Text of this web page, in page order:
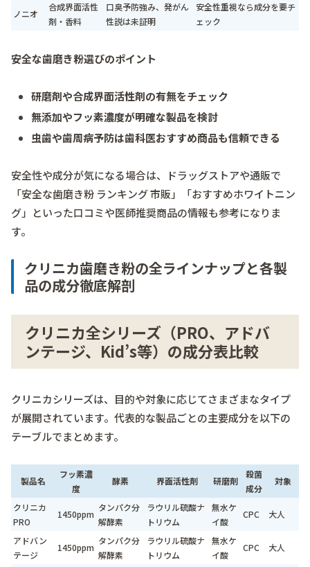
ノニオ
合成界面活性
剤・香料
口臭予防強み、発がん
性説は未証明
安全性重視なら成分を要チ
ェック
安全な歯磨き粉選びのポイント
研磨剤や合成界面活性剤の有無をチェック
無添加やフッ素濃度が明確な製品を検討
虫歯や歯周病予防は歯科医おすすめ商品も信頼できる
安全性や成分が気になる場合は、ドラッグストアや通販で
「安全な歯磨き粉 ランキング 市販」「おすすめホワイトニン
グ」といった口コミや医師推奨商品の情報も参考になりま
す。
クリニカ歯磨き粉の全ラインナップと各製
品の成分徹底解剖
クリニカ全シリーズ（PRO、アドバ
ンテージ、Kid’s等）の成分表比較
クリニカシリーズは、目的や対象に応じてさまざまなタイプ
が展開されています。代表的な製品ごとの主要成分を以下の
テーブルでまとめます。
製品名
フッ素濃
度
酵素 界面活性剤 研磨剤
殺菌
成分
対象
クリニカ
PRO
1450ppm
タンパク分
解酵素
ラウリル硫酸ナ
トリウム
無水ケ
イ酸
CPC 大人
アドバン
テージ
1450ppm
タンパク分
解酵素
ラウリル硫酸ナ
トリウム
無水ケ
イ酸
CPC 大人